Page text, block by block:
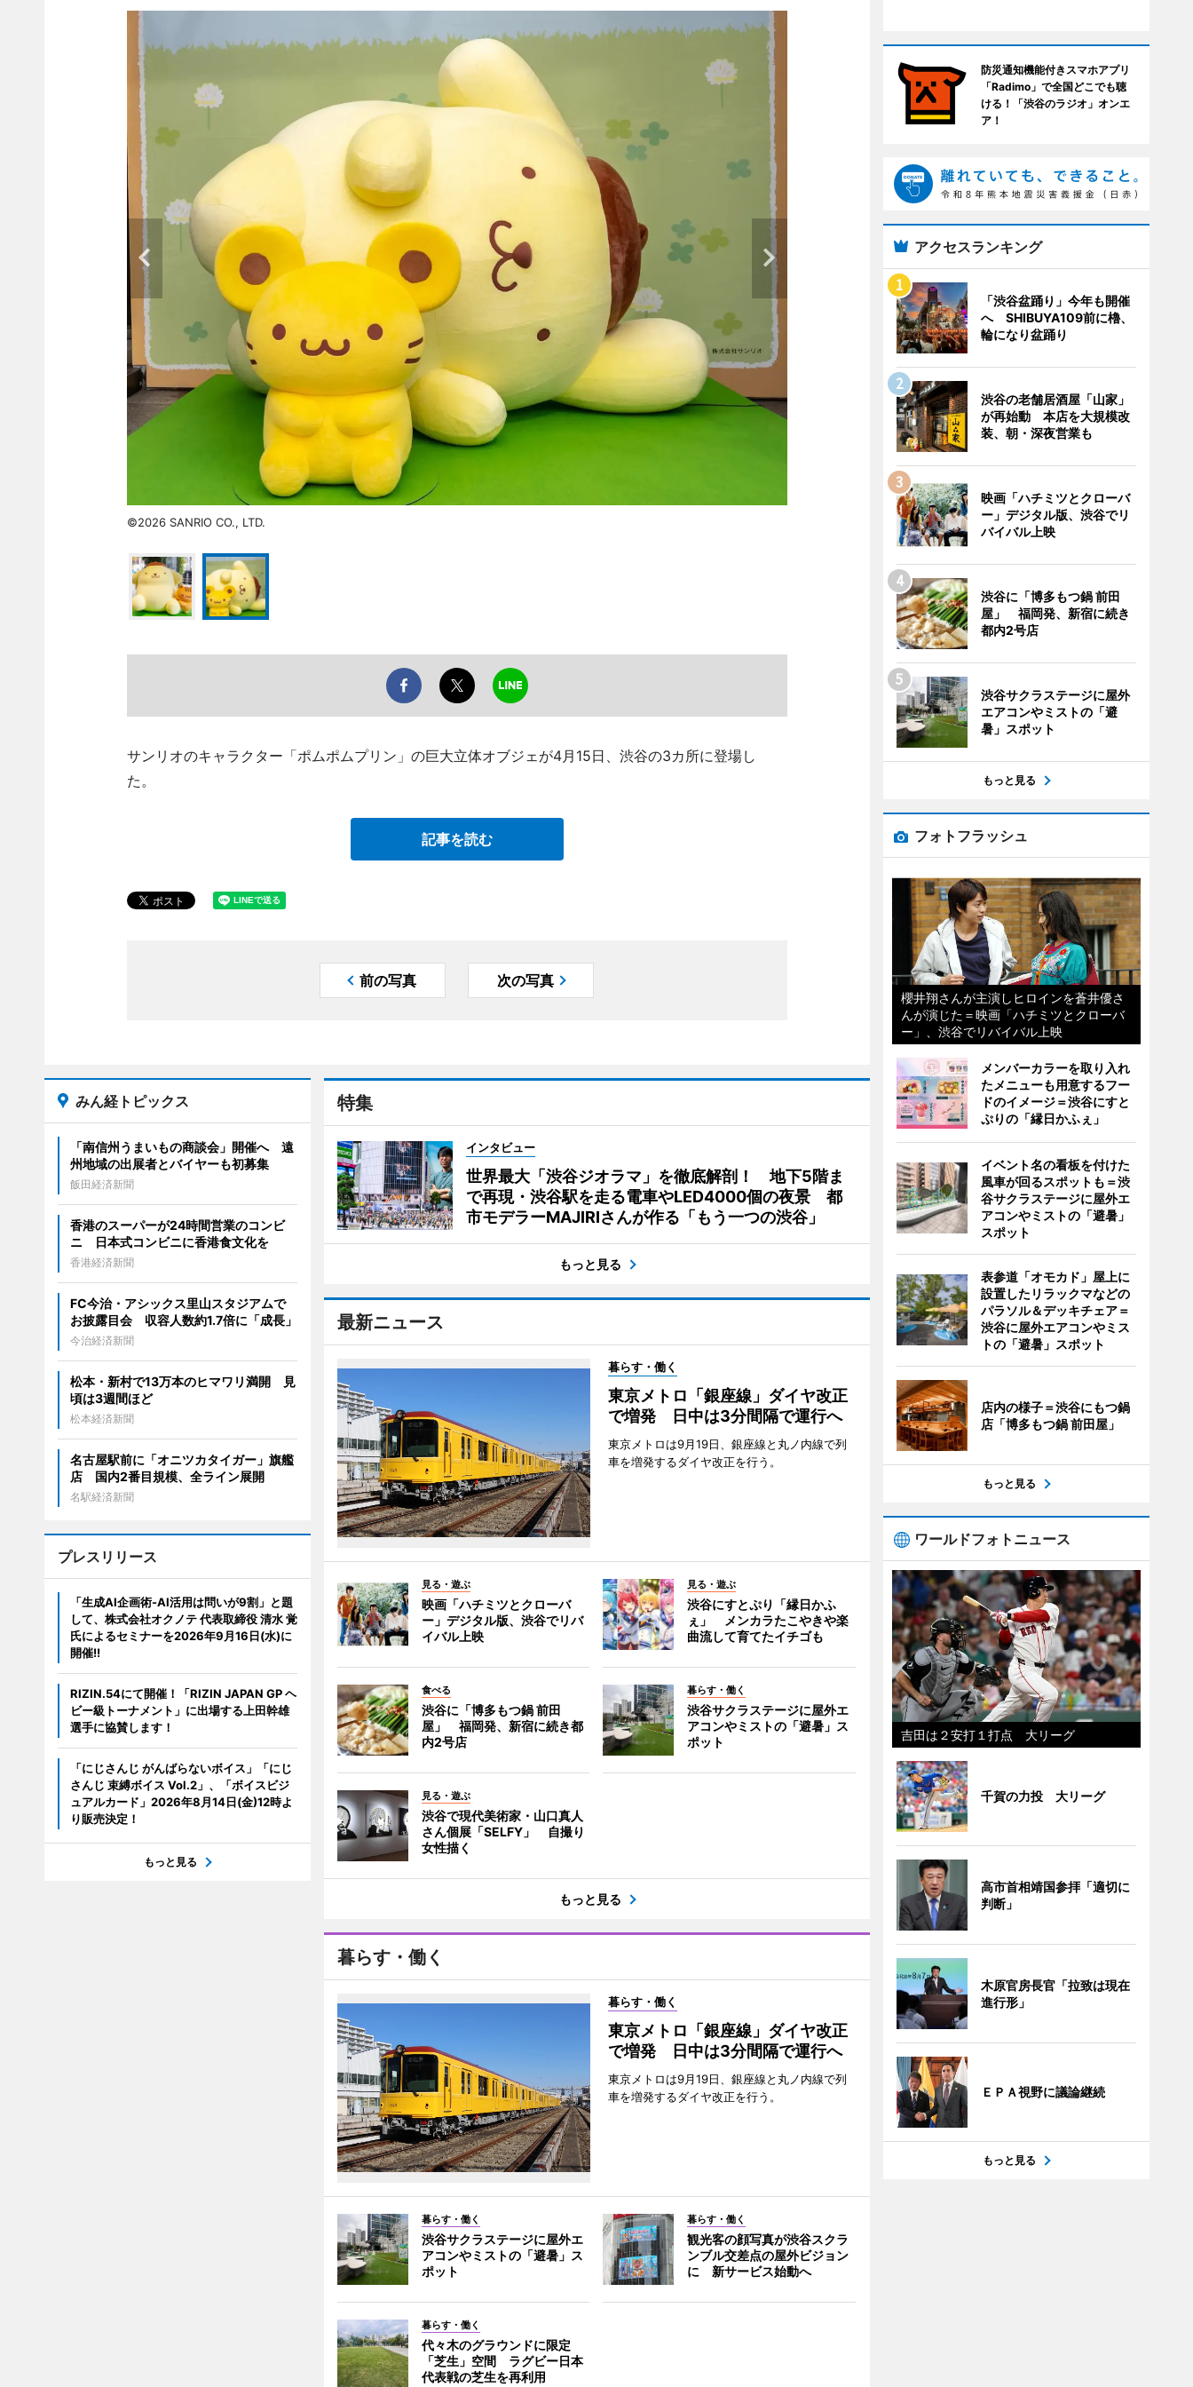
©2026 SANRIO CO., LTD.
サンリオのキャラクター「ポムポムプリン」の巨大立体オブジェが4月15日、渋谷の3カ所に登場し
た。
記事を読む
前の写真 次の写真
特集
インタビュー
世界最大「渋谷ジオラマ」を徹底解剖！ 地下5階ま
で再現・渋谷駅を走る電車やLED4000個の夜景 都
市モデラーMAJIRIさんが作る「もう一つの渋谷」
もっと見る
最新ニュース
暮らす・働く
東京メトロ「銀座線」ダイヤ改正
で増発 日中は3分間隔で運行へ
東京メトロは9月19日、銀座線と丸ノ内線で列
車を増発するダイヤ改正を行う。
見る・遊ぶ
映画「ハチミツとクローバ
ー」デジタル版、渋谷でリバ
イバル上映
見る・遊ぶ
渋谷にすとぷり「縁日かふ
ぇ」 メンカラたこやきや楽
曲流して育てたイチゴも
食べる
渋谷に「博多もつ鍋 前田
屋」 福岡発、新宿に続き都
内2号店
暮らす・働く
渋谷サクラステージに屋外エ
アコンやミストの「避暑」ス
ポット
見る・遊ぶ
渋谷で現代美術家・山口真人
さん個展「SELFY」 自撮り
女性描く
もっと見る
暮らす・働く
暮らす・働く
東京メトロ「銀座線」ダイヤ改正
で増発 日中は3分間隔で運行へ
東京メトロは9月19日、銀座線と丸ノ内線で列
車を増発するダイヤ改正を行う。
暮らす・働く
渋谷サクラステージに屋外エ
アコンやミストの「避暑」ス
ポット
暮らす・働く
観光客の顔写真が渋谷スクラ
ンブル交差点の屋外ビジョン
に 新サービス始動へ
暮らす・働く
代々木のグラウンドに限定
「芝生」空間 ラグビー日本
代表戦の芝生を再利用
みん経トピックス
「南信州うまいもの商談会」開催へ 遠
州地域の出展者とバイヤーも初募集
飯田経済新聞
香港のスーパーが24時間営業のコンビ
ニ 日本式コンビニに香港食文化を
香港経済新聞
FC今治・アシックス里山スタジアムで
お披露目会 収容人数約1.7倍に「成長」
今治経済新聞
松本・新村で13万本のヒマワリ満開 見
頃は3週間ほど
松本経済新聞
名古屋駅前に「オニツカタイガー」旗艦
店 国内2番目規模、全ライン展開
名駅経済新聞
プレスリリース
「生成AI企画術-AI活用は問いが9割」と題
して、株式会社オクノテ 代表取締役 清水 覚
氏によるセミナーを2026年9月16日(水)に
開催!!
RIZIN.54にて開催！「RIZIN JAPAN GP ヘ
ビー級トーナメント」に出場する上田幹雄
選手に協賛します！
「にじさんじ がんばらないボイス」「にじ
さんじ 束縛ボイス Vol.2」、「ボイスビジ
ュアルカード」2026年8月14日(金)12時よ
り販売決定！
もっと見る
防災通知機能付きスマホアプリ
「Radimo」で全国どこでも聴
ける！「渋谷のラジオ」オンエ
ア！
アクセスランキング
「渋谷盆踊り」今年も開催
へ SHIBUYA109前に櫓、
輪になり盆踊り
渋谷の老舗居酒屋「山家」
が再始動 本店を大規模改
装、朝・深夜営業も
映画「ハチミツとクローバ
ー」デジタル版、渋谷でリ
バイバル上映
渋谷に「博多もつ鍋 前田
屋」 福岡発、新宿に続き
都内2号店
渋谷サクラステージに屋外
エアコンやミストの「避
暑」スポット
もっと見る
フォトフラッシュ
櫻井翔さんが主演しヒロインを蒼井優さ
んが演じた＝映画「ハチミツとクローバ
ー」、渋谷でリバイバル上映
メンバーカラーを取り入れ
たメニューも用意するフー
ドのイメージ＝渋谷にすと
ぷりの「縁日かふぇ」
イベント名の看板を付けた
風車が回るスポットも＝渋
谷サクラステージに屋外エ
アコンやミストの「避暑」
スポット
表参道「オモカド」屋上に
設置したリラックマなどの
パラソル＆デッキチェア＝
渋谷に屋外エアコンやミス
トの「避暑」スポット
店内の様子＝渋谷にもつ鍋
店「博多もつ鍋 前田屋」
もっと見る
ワールドフォトニュース
吉田は２安打１打点 大リーグ
千賀の力投 大リーグ
高市首相靖国参拝「適切に
判断」
木原官房長官「拉致は現在
進行形」
ＥＰＡ視野に議論継続
もっと見る